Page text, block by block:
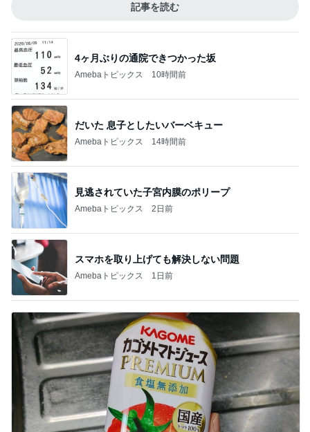
記事を読む
4ヶ月ぶりの通院できつかった坂
Amebaトピックス 10時間前
だいた 息子としたいバーベキュー
Amebaトピックス 14時間前
見逃されていた子宮内膜のポリープ
Amebaトピックス 2日前
スマホを取り上げても解決しない問題
Amebaトピックス 1日前